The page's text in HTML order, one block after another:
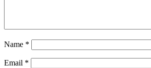
Name *
Email *